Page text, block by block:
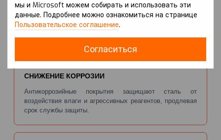
мы и Microsoft можем собирать и использовать эти
данные. Подробнее можно ознакомиться на странице
Пользовательское соглашение.
Согласиться
НАДЕЖНАЯ ЗАЩИТА ДВИГАТЕЛЯ
Защита Kolchuga® предотвращает механические
повреждения картера двигателя, что может привести к
потере масла при ударах.
СНИЖЕНИЕ КОРРОЗИИ
Антикоррозийные покрытия защищают сталь от
воздействия влаги и агрессивных реагентов, продлевая
срок службы защиты.